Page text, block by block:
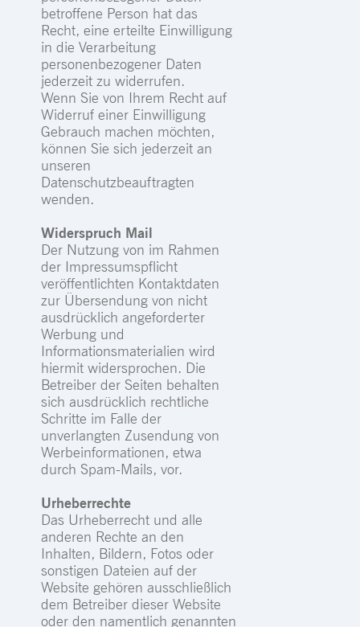
betroffene Person hat das
Recht, eine erteilte Einwilligung
in die Verarbeitung
personenbezogener Daten
jederzeit zu widerrufen.
Wenn Sie von Ihrem Recht auf
Widerruf einer Einwilligung
Gebrauch machen möchten,
können Sie sich jederzeit an
unseren
Datenschutzbeauftragten
wenden.
Widerspruch Mail
Der Nutzung von im Rahmen
der Impressumspflicht
veröffentlichten Kontaktdaten
zur Übersendung von nicht
ausdrücklich angeforderter
Werbung und
Informationsmaterialien wird
hiermit widersprochen. Die
Betreiber der Seiten behalten
sich ausdrücklich rechtliche
Schritte im Falle der
unverlangten Zusendung von
Werbeinformationen, etwa
durch Spam-Mails, vor.
Urheberrechte
Das Urheberrecht und alle
anderen Rechte an den
Inhalten, Bildern, Fotos oder
sonstigen Dateien auf der
Website gehören ausschließlich
dem Betreiber dieser Website
oder den namentlich genannten